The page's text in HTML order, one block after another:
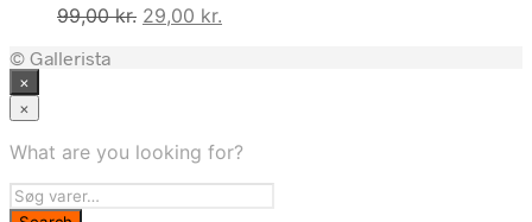
99,00kr. Den
29,00 kr.
© Gallerista
×
×
What are you looking for?